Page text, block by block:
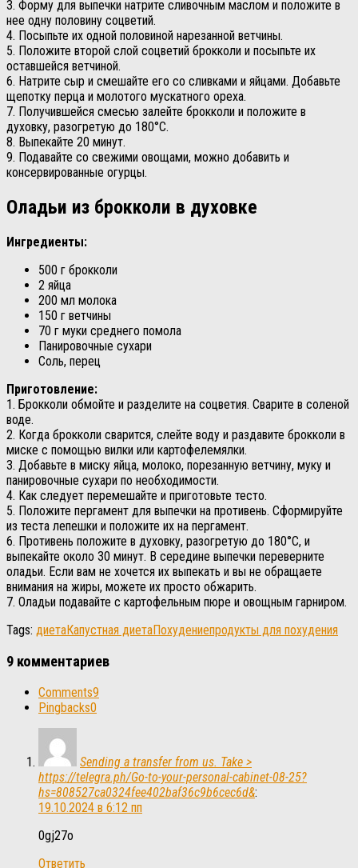
3. Форму для выпечки натрите сливочным маслом и положите в
нее одну половину соцветий.
4. Посыпьте их одной половиной нарезанной ветчины.
5. Положите второй слой соцветий брокколи и посыпьте их
оставшейся ветчиной.
6. Натрите сыр и смешайте его со сливками и яйцами. Добавьте
щепотку перца и молотого мускатного ореха.
7. Получившейся смесью залейте брокколи и положите в
духовку, разогретую до 180°C.
8. Выпекайте 20 минут.
9. Подавайте со свежими овощами, можно добавить и
консервированные огурцы.
Оладьи из брокколи в духовке
Ингредиенты:
500 г брокколи
2 яйца
200 мл молока
150 г ветчины
70 г муки среднего помола
Панировочные сухари
Соль, перец
Приготовление:
1. Брокколи обмойте и разделите на соцветия. Сварите в соленой
воде.
2. Когда брокколи сварится, слейте воду и раздавите брокколи в
миске с помощью вилки или картофелемялки.
3. Добавьте в миску яйца, молоко, порезанную ветчину, муку и
панировочные сухари по необходимости.
4. Как следует перемешайте и приготовьте тесто.
5. Положите пергамент для выпечки на противень. Сформируйте
из теста лепешки и положите их на пергамент.
6. Противень положите в духовку, разогретую до 180°C, и
выпекайте около 30 минут. В середине выпечки переверните
оладьи. Если вам не хочется их выпекать и вы не обращаете
внимания на жиры, можете их просто обжарить.
7. Оладьи подавайте с картофельным пюре и овощным гарниром.
Tags: диетаКапустная диетаПохудениепродукты для похудения
9 комментариев
Comments9
Pingbacks0
Sending a transfer from us. Take >
https://telegra.ph/Go-to-your-personal-cabinet-08-25?
hs=808527ca0324fee402baf36c9b6cec6d&:
19.10.2024 в 6:12 пп
0gj27o
Ответить